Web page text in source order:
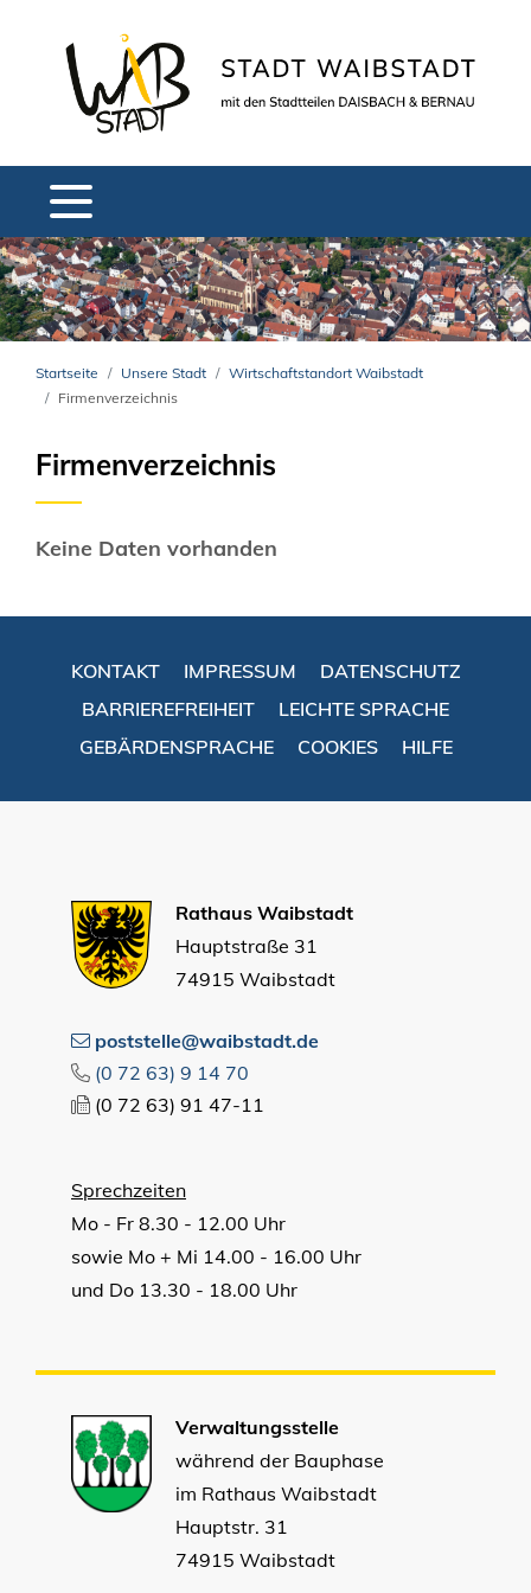
Startseite Unsere Stadt
Wirtschaftstandort Waibstadt
Firmenverzeichnis
Firmenverzeichnis
Keine Daten vorhanden
KONTAKT IMPRESSUM
DATENSCHUTZ
BARRIEREFREIHEIT
LEICHTE SPRACHE
GEBÄRDENSPRACHE
COOKIES HILFE
Rathaus Waibstadt
Hauptstraße 31
74915 Waibstadt
poststelle@waibstadt.de
(0 72 63) 9 14 70
(0 72 63) 91 47-11
Sprechzeiten
Mo - Fr 8.30 - 12.00 Uhr
sowie Mo + Mi 14.00 - 16.00 Uhr
und Do 13.30 - 18.00 Uhr
Verwaltungsstelle
während der Bauphase
im Rathaus Waibstadt
Hauptstr. 31
74915 Waibstadt